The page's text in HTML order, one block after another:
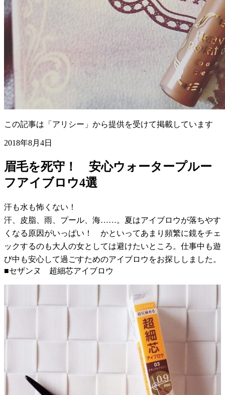
この記事は「アリシー」から提供を受けて掲載しています
2018年8月4日
眉毛を死守！ 安心ウォータープルー
フアイブロウ4選
汗も水も怖くない！
汗、皮脂、雨、プール、海……。夏はアイブロウが落ちやす
くなる原因がいっぱい！ かといってあまり頻繁に鏡をチェ
ックするのも大人の女としては避けたいところ。仕事中も遊
び中も安心して過ごすためのアイブロウをお探ししました。
■セザンヌ 超細芯アイブロウ